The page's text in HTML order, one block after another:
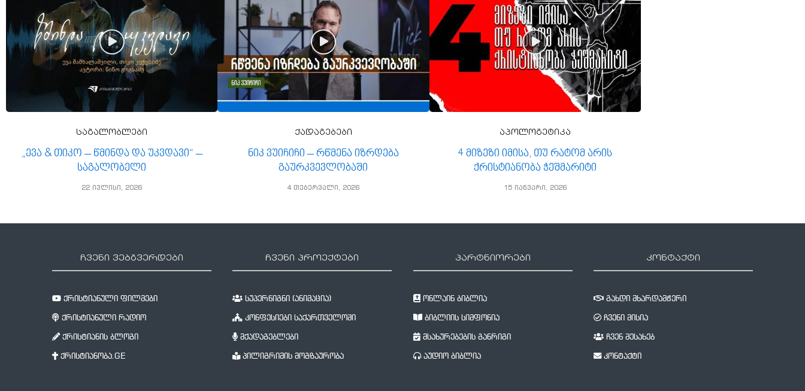
საგალობლები
„ევა & თიკო – წმინდა და უკვდავი“ –
საგალობელი
22 ივლისი, 2026
ქადაგებები
ნიკ ვუიჩიჩი – რწმენა იზრდება
გაურკვევლობაში
4 თებერვალი, 2026
აპოლოგეტიკა
4 მიზეზი იმისა, თუ რატომ არის
ქრისტიანობა ჭეშმარიტი
15 იანვარი, 2026
ჩვენი ვებგვერდები
ქრისტიანული ფილმები
ქრისტიანული რადიო
ქრისტიანის ბლოგი
ქრისტიანობა.GE
ჩვენი პროექტები
სუპერწიგნი (ანიმაცია)
კონფესიები საქართველოში
მქადაგებლები
პილიგრიმის მოგზაურობა
პარტნიორები
ონლაინ ბიბლია
ბიბლიის სიმფონია
მსახურებების განრიგი
აუდიო ბიბლია
კონტაქტი
გახდი მხარდამჭერი
ჩვენი მისია
ჩვენ შესახებ
კონტაქტი